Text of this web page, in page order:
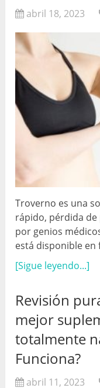
abril 18, 2023
Troverno es una
rápido, pérdida
por genios
está disponible
[Sigue leyendo...]
Revisión
mejor
totalmente
Funciona?
abril 11, 2023